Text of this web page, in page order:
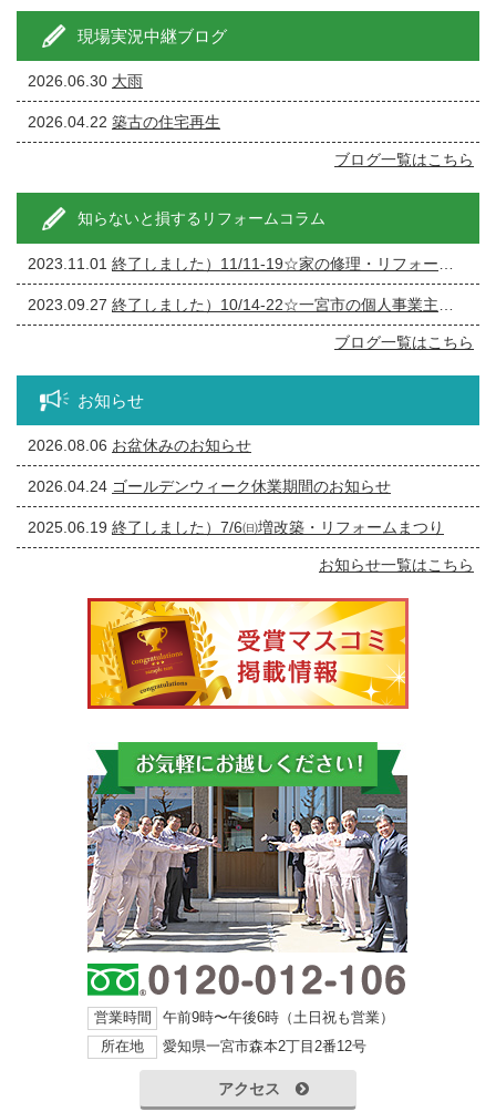
現場実況中継ブログ
2026.06.30 大雨
2026.04.22 築古の住宅再生
ブログ一覧はこちら
知らないと損するリフォームコラム
2023.11.01 終了しました）11/11-19☆家の修理・リフォーム・リノベーション相談会
2023.09.27 終了しました）10/14-22☆一宮市の個人事業主の方必見！事務所の修繕・リフォーム相談会
ブログ一覧はこちら
お知らせ
2026.08.06 お盆休みのお知らせ
2026.04.24 ゴールデンウィーク休業期間のお知らせ
2025.06.19 終了しました）7/6㈰増改築・リフォームまつり
お知らせ一覧はこちら
営業時間
午前9時〜午後6時（土日祝も営業）
所在地
愛知県一宮市森本2丁目2番12号
アクセス